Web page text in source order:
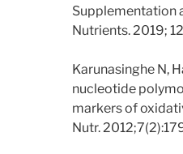
Supplementation
Nutrients. 2019;
Karunasinghe N,
nucleotide
markers of
Nutr.